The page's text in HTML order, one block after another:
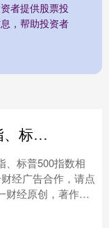
者提供股票投
，帮助投资者
河源华锋 道指、标普500指数相继转跌
、标普500指数相
经广告合作，请点
财经原创，著作权
第一财经书面授